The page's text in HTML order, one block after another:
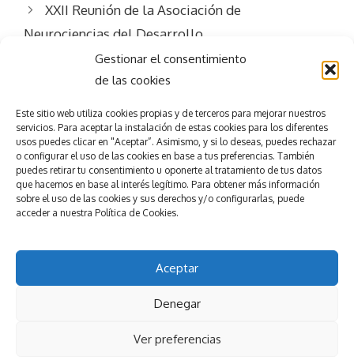
Gestionar el consentimiento
de las cookies
Este sitio web utiliza cookies propias y de terceros para mejorar nuestros
servicios. Para aceptar la instalación de estas cookies para los diferentes
usos puedes clicar en "Aceptar”. Asimismo, y si lo deseas, puedes rechazar
o configurar el uso de las cookies en base a tus preferencias. También
puedes retirar tu consentimiento u oponerte al tratamiento de tus datos
que hacemos en base al interés legítimo. Para obtener más información
sobre el uso de las cookies y sus derechos y/o configurarlas, puede
acceder a nuestra Política de Cookies.
Aceptar
Denegar
Ver preferencias
XXII Reunión de la Asociación de
Neurociencias del Desarrollo
Consigue eléxito
en tu evento
Pedir presupuesto Nuestros servicios
Esmeeting Eventos y Congresos
Política de privacidad Política de Cookies